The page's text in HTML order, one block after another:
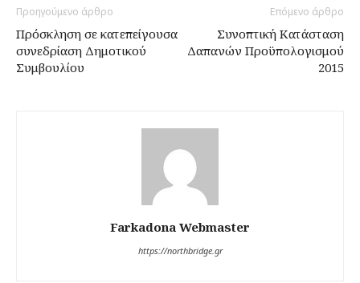
Προηγούμενο άρθρο
Πρόσκληση σε κατεπείγουσα
συνεδρίαση Δημοτικού
Συμβουλίου
Επόμενο άρθρο
Συνοπτική Κατάσταση
Δαπανών Προϋπολογισμού
2015
Farkadona Webmaster
https://northbridge.gr